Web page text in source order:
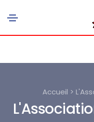
Accueil >